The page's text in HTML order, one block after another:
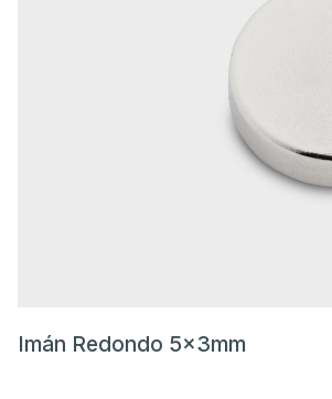
Imán Redondo 5x3mm